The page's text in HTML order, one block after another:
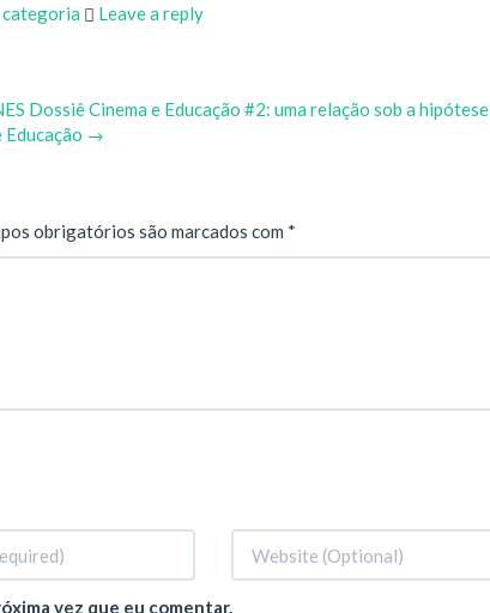
categoria Leave a reply
Dossiê Cinema e Educação #2: uma relação sob a hipótese
→
obrigatórios são marcados com *
vez que eu comentar.